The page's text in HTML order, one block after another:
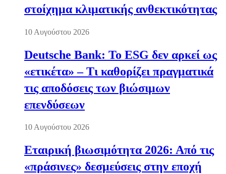
στοίχημα κλιματικής ανθεκτικότητας
10 Αυγούστου 2026
Deutsche Bank: Το ESG δεν αρκεί ως
«ετικέτα» – Τι καθορίζει πραγματικά
τις αποδόσεις των βιώσιμων
επενδύσεων
10 Αυγούστου 2026
Εταιρική βιωσιμότητα 2026: Από τις
«πράσινες» δεσμεύσεις στην εποχή